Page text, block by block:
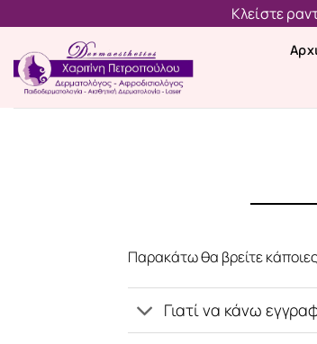
στο
περιεχόμενο
Κλείστε
Παρακάτω θα βρείτε
Γιατί να κάνω